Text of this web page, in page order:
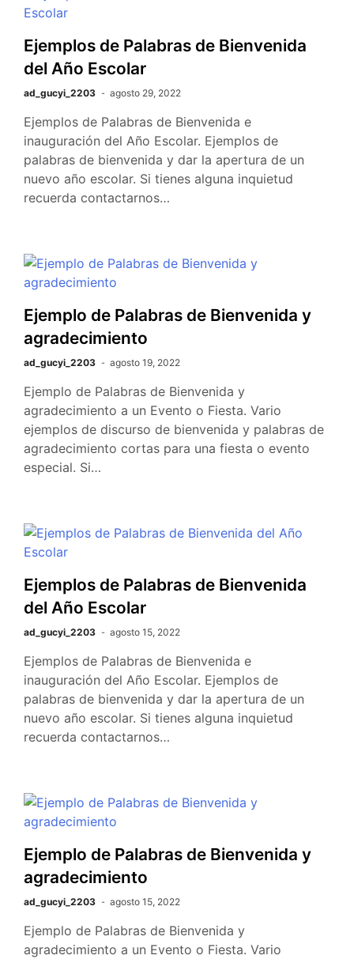
Ejemplos de Palabras de Bienvenida
del Año Escolar
ad_gucyi_2203 agosto 29, 2022
Ejemplos de Palabras de Bienvenida e
inauguración del Año Escolar. Ejemplos de
palabras de bienvenida y dar la apertura de un
nuevo año escolar. Si tienes alguna inquietud
recuerda contactarnos…
Ejemplo de Palabras de Bienvenida y
agradecimiento
ad_gucyi_2203 agosto 19, 2022
Ejemplo de Palabras de Bienvenida y
agradecimiento a un Evento o Fiesta. Vario
ejemplos de discurso de bienvenida y palabras de
agradecimiento cortas para una fiesta o evento
especial. Si…
Ejemplos de Palabras de Bienvenida
del Año Escolar
ad_gucyi_2203 agosto 15, 2022
Ejemplos de Palabras de Bienvenida e
inauguración del Año Escolar. Ejemplos de
palabras de bienvenida y dar la apertura de un
nuevo año escolar. Si tienes alguna inquietud
recuerda contactarnos…
Ejemplo de Palabras de Bienvenida y
agradecimiento
ad_gucyi_2203 agosto 15, 2022
Ejemplo de Palabras de Bienvenida y
agradecimiento a un Evento o Fiesta. Vario